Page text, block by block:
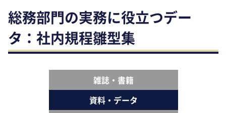
総務部門の実務に役立つデー
タ：社内規程雛型集
雑誌・書籍
資料・データ